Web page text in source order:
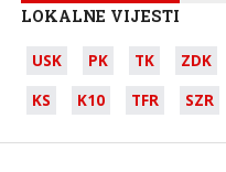
LOKALNE VIJESTI
USK PK TK ZDK
KS
K10 TFR SZR